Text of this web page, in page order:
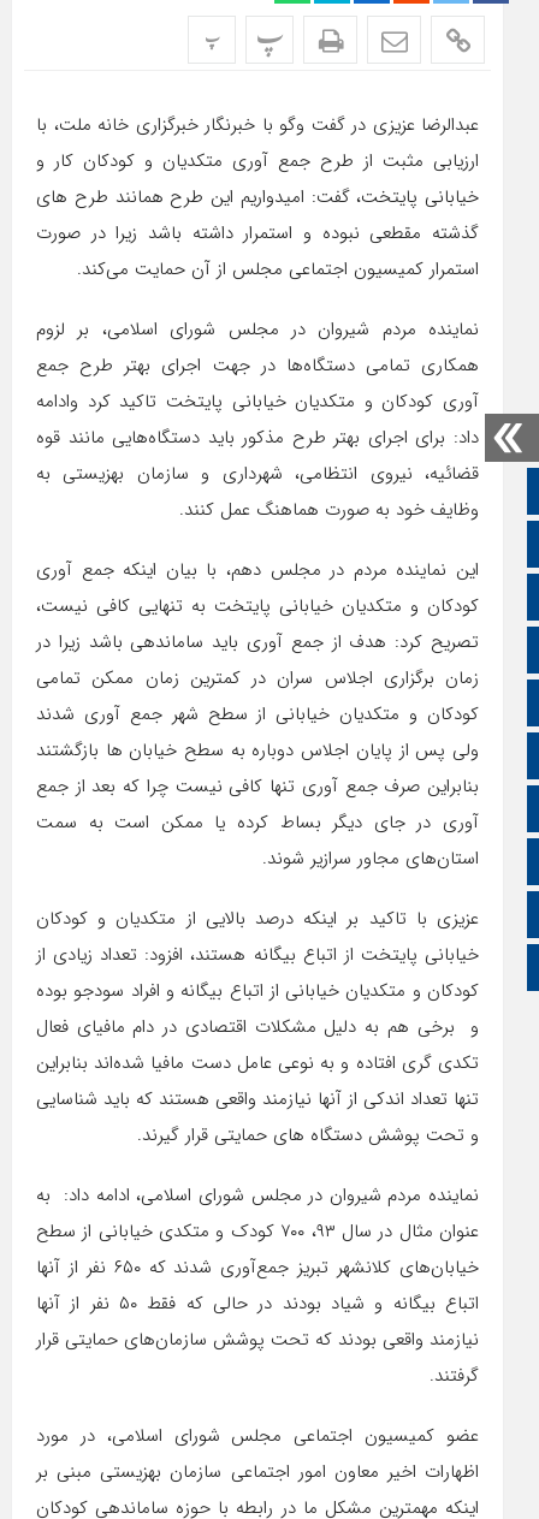
صفحه نخست
اپلیکیشن سایت
اینستاگرام
اطلاعات سایت
زبان انگلیسی
زبان عربی
پ پ
عبدالرضا عزیزی در گفت وگو با خبرنگار خبرگزاری خانه ملت، با
ارزیابی مثبت از طرح جمع آوری متکدیان و کودکان کار و
خیابانی پایتخت، گفت: امیدواریم این طرح همانند طرح های
گذشته مقطعی نبوده و استمرار داشته باشد زیرا در صورت
استمرار کمیسیون اجتماعی مجلس از آن حمایت می‌کند.
نماینده مردم شیروان در مجلس شورای اسلامی، بر لزوم
همکاری تمامی دستگاه‌ها در جهت اجرای بهتر طرح جمع
آوری کودکان و متکدیان خیابانی پایتخت تاکید کرد وادامه
داد: برای اجرای بهتر طرح مذکور باید دستگاه‌هایی مانند قوه
قضائیه، نیروی انتظامی، شهرداری و سازمان بهزیستی به
وظایف خود به صورت هماهنگ عمل کنند.
این نماینده مردم در مجلس دهم، با بیان اینکه جمع آوری
کودکان و متکدیان خیابانی پایتخت به تنهایی کافی نیست،
تصریح کرد: هدف از جمع آوری باید ساماندهی باشد زیرا در
زمان برگزاری اجلاس سران در کمترین زمان ممکن تمامی
کودکان و متکدیان خیابانی از سطح شهر جمع آوری شدند
ولی پس از پایان اجلاس دوباره به سطح خیابان ها بازگشتند
بنابراین صرف جمع آوری تنها کافی نیست چرا که بعد از جمع
آوری در جای دیگر بساط کرده یا ممکن است به سمت
استان‌های مجاور سرازیر شوند.
عزیزی با تاکید بر اینکه درصد بالایی از متکدیان و کودکان
خیابانی پایتخت از اتباع بیگانه هستند، افزود: تعداد زیادی از
کودکان و متکدیان خیابانی از اتباع بیگانه و افراد سودجو بوده
و برخی هم به دلیل مشکلات اقتصادی در دام مافیای فعال
تکدی گری افتاده و به نوعی عامل دست مافیا شده‌اند بنابراین
تنها تعداد اندکی از آنها نیازمند واقعی هستند که باید شناسایی
و تحت پوشش دستگاه های حمایتی قرار گیرند.
نماینده مردم شیروان در مجلس شورای اسلامی، ادامه داد: به
عنوان مثال در سال ۹۳، ۷۰۰ کودک و متکدی خیابانی از سطح
خیابان‌های کلانشهر تبریز جمع‌آوری شدند که ۶۵۰ نفر از آنها
اتباع بیگانه و شیاد بودند در حالی که فقط ۵۰ نفر از آنها
نیازمند واقعی بودند که تحت پوشش سازمان‌های حمایتی قرار
گرفتند.
عضو کمیسیون اجتماعی مجلس شورای اسلامی، در مورد
اظهارات اخیر معاون امور اجتماعی سازمان بهزیستی مبنی بر
اینکه مهمترین مشکل ما در رابطه با حوزه ساماندهی کودکان